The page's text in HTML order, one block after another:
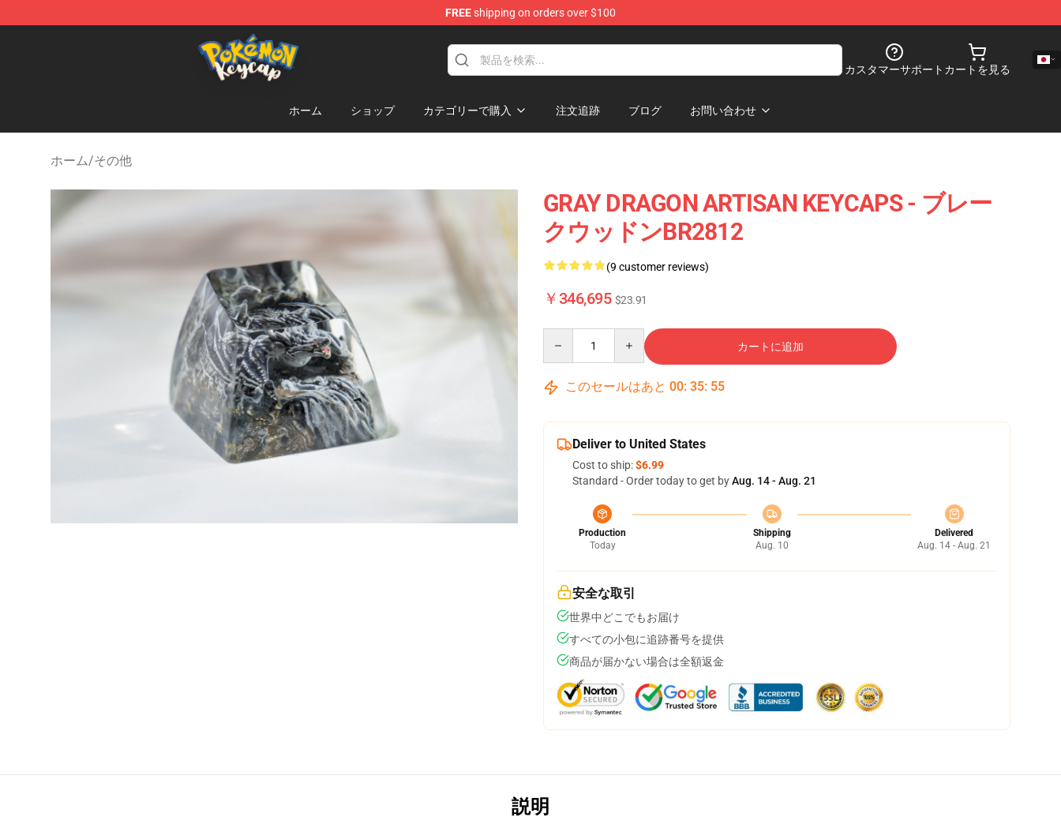
FREEshipping on orders over $100
Pokemon Keycap Shop - The Best Store of Pokemon Keycaps
カスタマーサポート カートを見る
ホーム ショップ カテゴリーで購入 注文追跡 ブログ お問い合わせ
ホーム/その他
GRAY DRAGON ARTISAN KEYCAPS - ブレー
クウッドンBR2812
(9 customer reviews)
￥346,695 $23.91
カートに追加
このセールはあと 00: 35: 54
Deliver to United States
Cost to ship:$6.99
Standard - Order today to get byAug. 14 - Aug. 21
Production
Today
Shipping
Aug. 10
Delivered
Aug. 14 - Aug. 21
安全な取引
世界中どこでもお届け
すべての小包に追跡番号を提供
商品が届かない場合は全額返金
説明